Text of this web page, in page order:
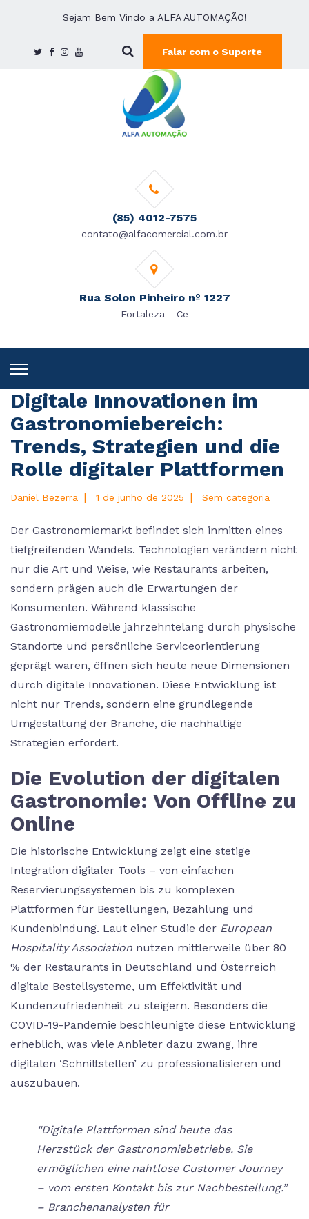
Sejam Bem Vindo a ALFA AUTOMAÇÃO!
Falar com o Suporte
(85) 4012-7575
contato@alfacomercial.com.br
Rua Solon Pinheiro nº 1227
Fortaleza - Ce
Digitale Innovationen im
Gastronomiebereich:
Trends, Strategien und die
Rolle digitaler Plattformen
Daniel Bezerra | 1 de junho de 2025 | Sem categoria
Der Gastronomiemarkt befindet sich inmitten eines
tiefgreifenden Wandels. Technologien verändern nicht
nur die Art und Weise, wie Restaurants arbeiten,
sondern prägen auch die Erwartungen der
Konsumenten. Während klassische
Gastronomiemodelle jahrzehntelang durch physische
Standorte und persönliche Serviceorientierung
geprägt waren, öffnen sich heute neue Dimensionen
durch digitale Innovationen. Diese Entwicklung ist
nicht nur Trends, sondern eine grundlegende
Umgestaltung der Branche, die nachhaltige
Strategien erfordert.
Die Evolution der digitalen
Gastronomie: Von Offline zu
Online
Die historische Entwicklung zeigt eine stetige
Integration digitaler Tools – von einfachen
Reservierungssystemen bis zu komplexen
Plattformen für Bestellungen, Bezahlung und
Kundenbindung. Laut einer Studie der European
Hospitality Association nutzen mittlerweile über 80
% der Restaurants in Deutschland und Österreich
digitale Bestellsysteme, um Effektivität und
Kundenzufriedenheit zu steigern. Besonders die
COVID-19-Pandemie beschleunigte diese Entwicklung
erheblich, was viele Anbieter dazu zwang, ihre
digitalen ‘Schnittstellen’ zu professionalisieren und
auszubauen.
“Digitale Plattformen sind heute das
Herzstück der Gastronomiebetriebe. Sie
ermöglichen eine nahtlose Customer Journey
– vom ersten Kontakt bis zur Nachbestellung.”
– Branchenanalysten für